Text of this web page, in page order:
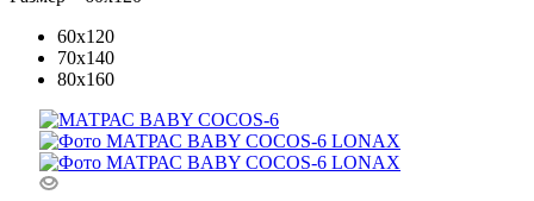
60x120
70x140
80x160